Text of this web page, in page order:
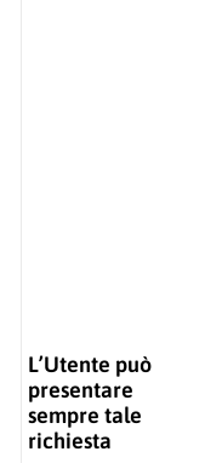
L’Utente può
presentare
sempre tale
richiesta